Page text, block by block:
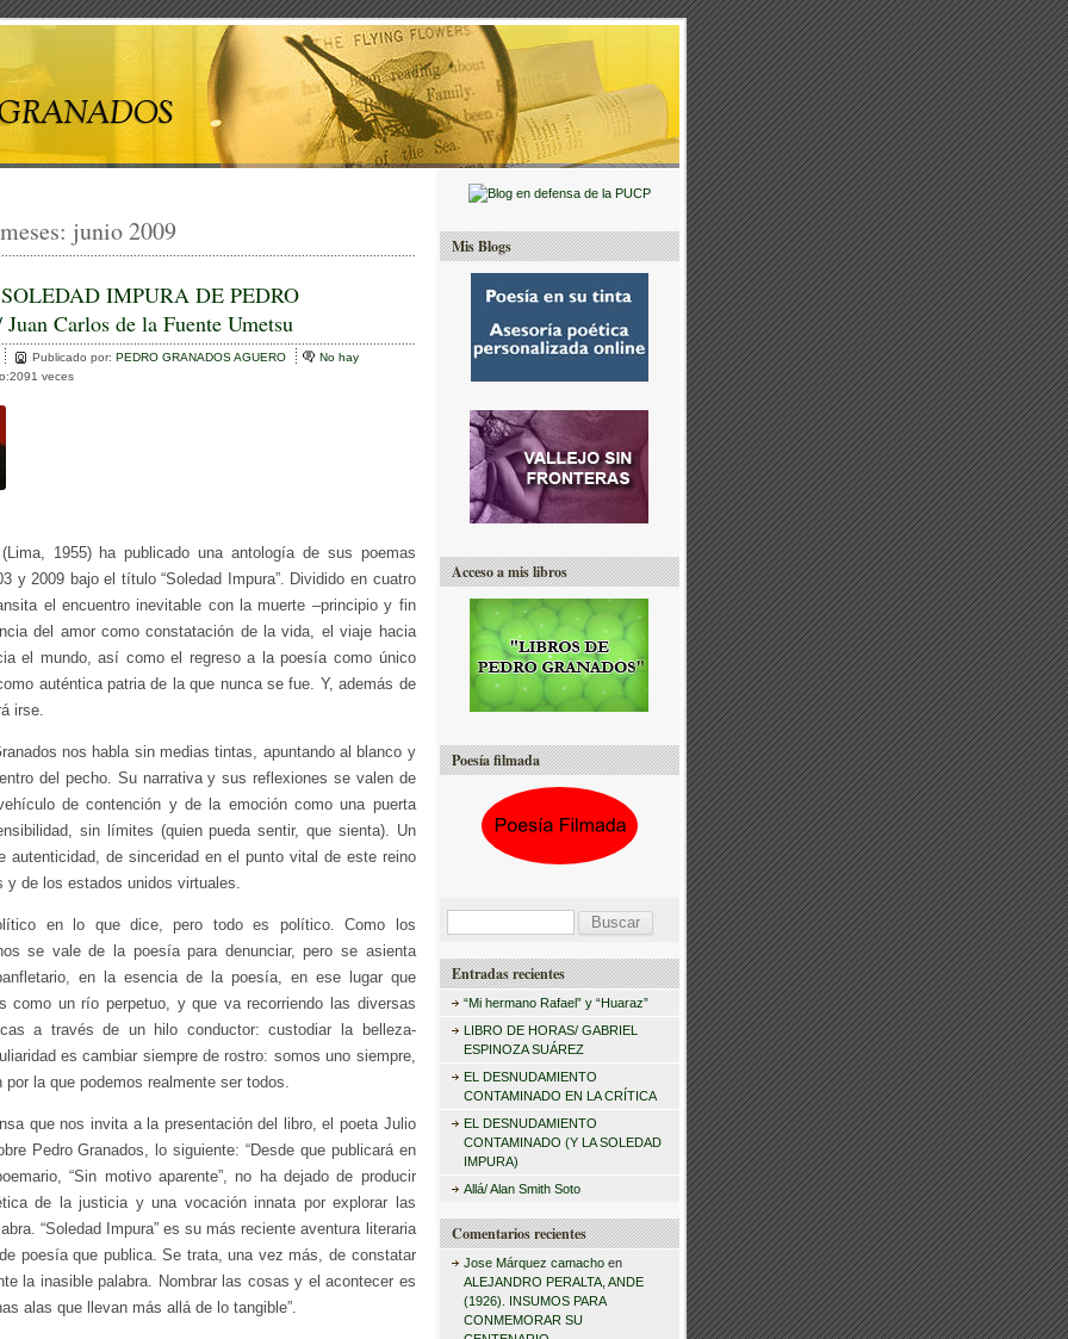
junio 2009
IMPURA DE PEDRO
Carlos de la Fuente Umetsu
Publicado por: PEDRO GRANADOS AGUERO
No hay
veces
(Lima, 1955) ha publicado una antología de sus poemas
y 2009 bajo el título “Soledad Impura”. Dividido en cuatro
el encuentro inevitable con la muerte –principio y fin
del amor como constatación de la vida, el viaje hacia
el mundo, así como el regreso a la poesía como único
auténtica patria de la que nunca se fue. Y, además de
irse.
nos habla sin medias tintas, apuntando al blanco y
del pecho. Su narrativa y sus reflexiones se valen de
de contención y de la emoción como una puerta
sin límites (quien pueda sentir, que sienta). Un
autenticidad, de sinceridad en el punto vital de este reino
y de los estados unidos virtuales.
en lo que dice, pero todo es político. Como los
se vale de la poesía para denunciar, pero se asienta
en la esencia de la poesía, en ese lugar que
como un río perpetuo, y que va recorriendo las diversas
a través de un hilo conductor: custodiar la belleza-
es cambiar siempre de rostro: somos uno siempre,
la que podemos realmente ser todos.
que nos invita a la presentación del libro, el poeta Julio
Pedro Granados, lo siguiente: “Desde que publicará en
“Sin motivo aparente”, no ha dejado de producir
de la justicia y una vocación innata por explorar las
“Soledad Impura” es su más reciente aventura literaria
poesía que publica. Se trata, una vez más, de constatar
la inasible palabra. Nombrar las cosas y el acontecer es
alas que llevan más allá de lo tangible”.
Mis Blogs
Acceso a mis libros
Poesía filmada
s
r
Entradas recientes
“Mi hermano Rafael” y “Huaraz”
LIBRO DE HORAS/ GABRIEL
ESPINOZA SUÁREZ
EL DESNUDAMIENTO
CONTAMINADO EN LA CRÍTICA
EL DESNUDAMIENTO
CONTAMINADO (Y LA SOLEDAD
IMPURA)
Allá/ Alan Smith Soto
Comentarios recientes
Jose Márquez camachoen
ALEJANDRO PERALTA, ANDE
(1926). INSUMOS PARA
CONMEMORAR SU